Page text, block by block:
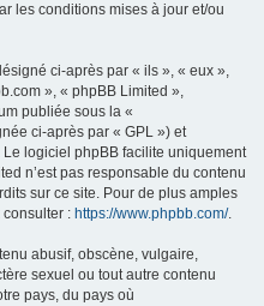
les conditions mises à jour et/ou
ci-après par « ils », « eux »,
», « phpBB Limited »,
publiée sous la «
ci-après par « GPL ») et
Le logiciel phpBB facilite uniquement
n’est pas responsable du contenu
sur ce site. Pour de plus amples
: https://www.phpbb.com/.
abusif, obscène, vulgaire,
sexuel ou tout autre contenu
pays, du pays où